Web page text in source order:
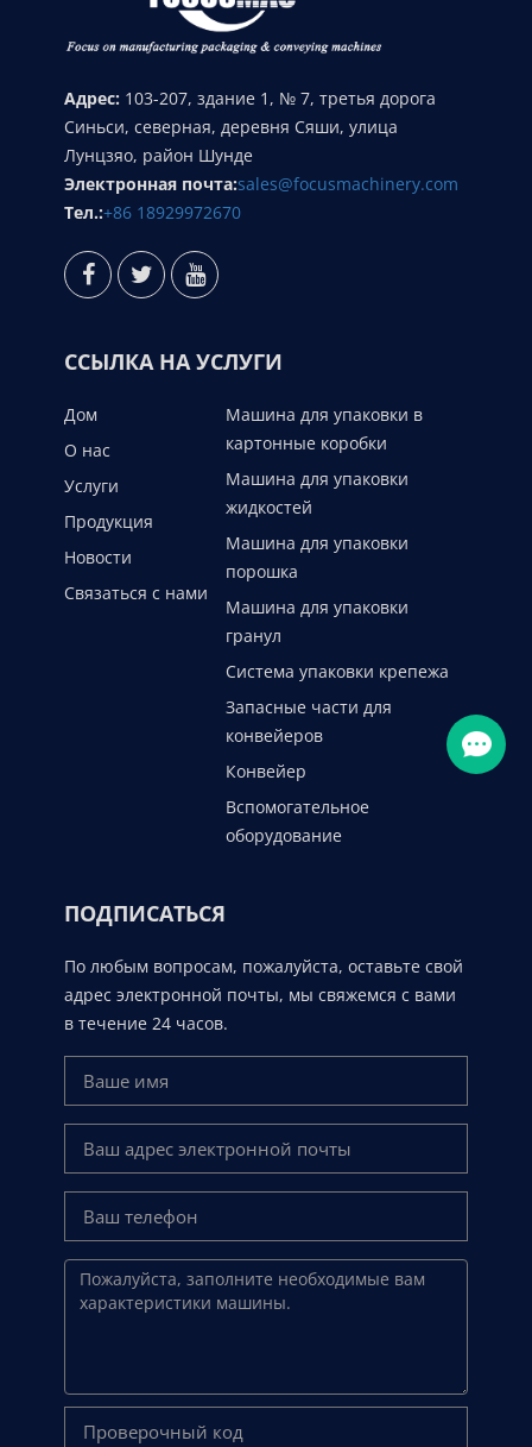
Адрес: 103-207, здание 1, № 7, третья дорога
Синьси, северная, деревня Сяши, улица
Лунцзяо, район Шунде
Электронная почта:sales@focusmachinery.com
Тел.:+86 18929972670
ССЫЛКА НА УСЛУГИ
Дом
О нас
Услуги
Продукция
Новости
Связаться с нами
Машина для упаковки в
картонные коробки
Машина для упаковки
жидкостей
Машина для упаковки
порошка
Машина для упаковки
гранул
Система упаковки крепежа
Запасные части для
конвейеров
Конвейер
Вспомогательное
оборудование
ПОДПИСАТЬСЯ
По любым вопросам, пожалуйста, оставьте свой
адрес электронной почты, мы свяжемся с вами
в течение 24 часов.